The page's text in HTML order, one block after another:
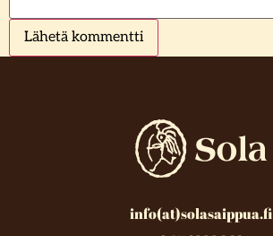
info(at)solasaippua.fi